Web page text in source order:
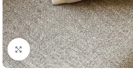
Resmi Büyüt